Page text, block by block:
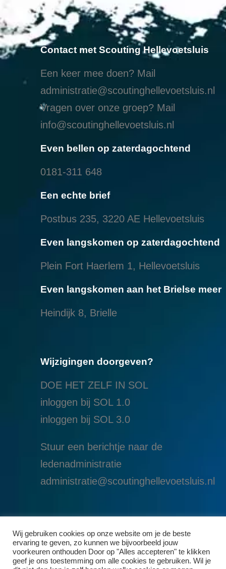
Contact met Scouting Hellevoetsluis
Een keer mee doen? Mail
administratie@scoutinghellevoetsluis.nl
Vragen over onze groep? Mail
info@scoutinghellevoetsluis.nl
Even bellen op zaterdagochtend
0181-311 648
Een echte brief
Postbus 235, 3220 AE Hellevoetsluis
Even langskomen op zaterdagochtend
Plein Fort Haerlem 1, Hellevoetsluis
Even langskomen aan het Brielse meer
Heindijk 8, Brielle
Wijzigingen doorgeven?
DOE HET ZELF IN SOL
inloggen bij SOL 1.0
inloggen bij SOL 3.0
Stuur een berichtje naar de
ledenadministratie
administratie@scoutinghellevoetsluis.nl
Wij gebruiken cookies op onze website om je de beste
ervaring te geven, zo kunnen we bijvoorbeeld jouw
voorkeuren onthouden Door op "Alles accepteren" te klikken
geef je ons toestemming om alle cookies te gebruiken. Wil je